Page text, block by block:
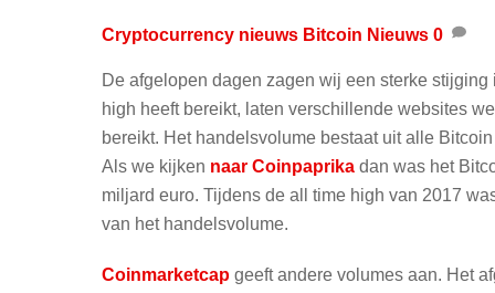
Cryptocurrency nieuws Bitcoin Nieuws 0
De afgelopen dagen zagen wij een sterke stijging
high heeft bereikt, laten verschillende websites
bereikt. Het handelsvolume bestaat uit alle
Als we kijken naar Coinpaprika dan was het
miljard euro. Tijdens de all time high van 2017
van het handelsvolume.
Coinmarketcap geeft andere volumes aan. Het